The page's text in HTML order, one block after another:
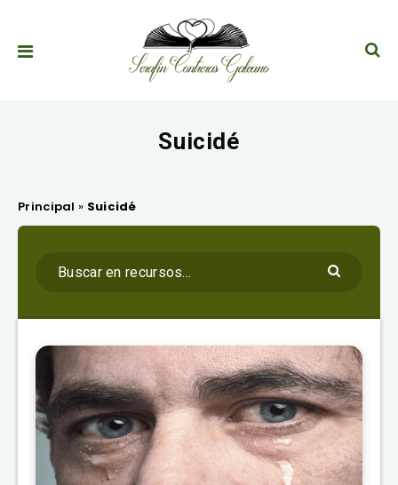
Suicidé
Principal » Suicidé